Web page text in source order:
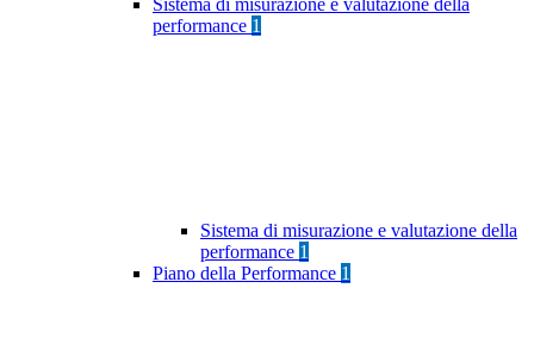
Sistema di misurazione e valutazione della
performance 1
Sistema di misurazione e valutazione della
performance 1
Piano della Performance 1